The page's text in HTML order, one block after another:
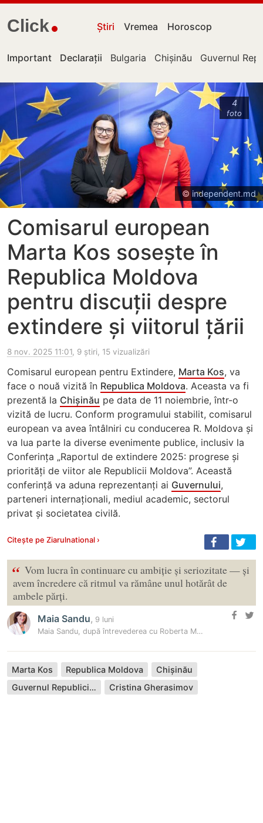
Click Știri Vremea Horoscop
Important Declarații Bulgaria Chișinău Guvernul
4
foto
© independent.md
Comisarul european
Marta Kos sosește în
Republica Moldova
pentru discuții despre
extindere și viitorul țării
8 nov. 2025 11:01, 9 știri, 15 vizualizări
Comisarul european pentru Extindere, Marta Kos, va
face o nouă vizită în Republica Moldova. Aceasta va fi
prezentă la Chișinău pe data de 11 noiembrie, într-o
vizită de lucru. Conform programului stabilit, comisarul
european va avea întâlniri cu conducerea R. Moldova și
va lua parte la diverse evenimente publice, inclusiv la
Conferința „Raportul de extindere 2025: progrese și
priorități de viitor ale Republicii Moldova”. Această
conferință va aduna reprezentanți ai Guvernului,
parteneri internaționali, mediul academic, sectorul
privat și societatea civilă.
Citește pe Ziarulnational ›
“ Vom lucra în continuare cu ambiție și seriozitate — și
avem încredere că ritmul va rămâne unul hotărât de
ambele părți.
Maia Sandu, 9 luni
Maia Sandu, după întrevederea cu Roberta Metsola: „Vom lucra în…
Marta Kos Republica Moldova
Chișinău
Guvernul Republicii Moldova
Cristina Gherasimov